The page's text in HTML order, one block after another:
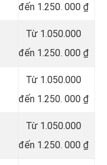
đến 1.250. 000 ₫
Từ 1.050.000
đến 1.250. 000 ₫
Từ 1.050.000
đến 1.250. 000 ₫
Từ 1.050.000
đến 1.250. 000 ₫